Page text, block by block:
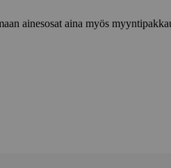
ainesosat aina myös